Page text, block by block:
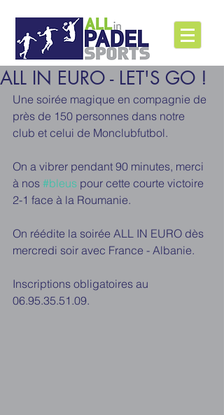
ALL IN EURO - LET'S GO !
Une soirée magique en compagnie de
près de 150 personnes dans notre
club et celui de Monclubfutbol.
On a vibrer pendant 90 minutes, merci
à nos #bleus pour cette courte victoire
2-1 face à la Roumanie.
On réédite la soirée ALL IN EURO dès
mercredi soir avec France - Albanie.
Inscriptions obligatoires au
06.95.35.51.09.